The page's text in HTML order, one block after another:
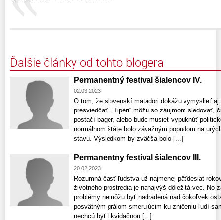
Ďalšie články od tohto blogera
Permanentný festival šialencov IV.
02.03.2023
O tom, že slovenskí matadori dokážu vymyslieť aj
presviedčať. „Tipéri“ môžu so záujmom sledovať,
postačí bager, alebo bude musieť vypuknúť
normálnom štáte bolo závažným popudom na
stavu. Výsledkom by zväčša bolo [...]
Permanentny festival šialencov III.
20.02.2023
Rozumná časť ľudstva už najmenej päťdesiat
životného prostredia je nanajvýš dôležitá vec. No
problémy nemôžu byť nadradená nad čokoľvek
posvätným grálom smerujúcim ku zničeniu ľudí
nechcú byť likvidačnou [...]